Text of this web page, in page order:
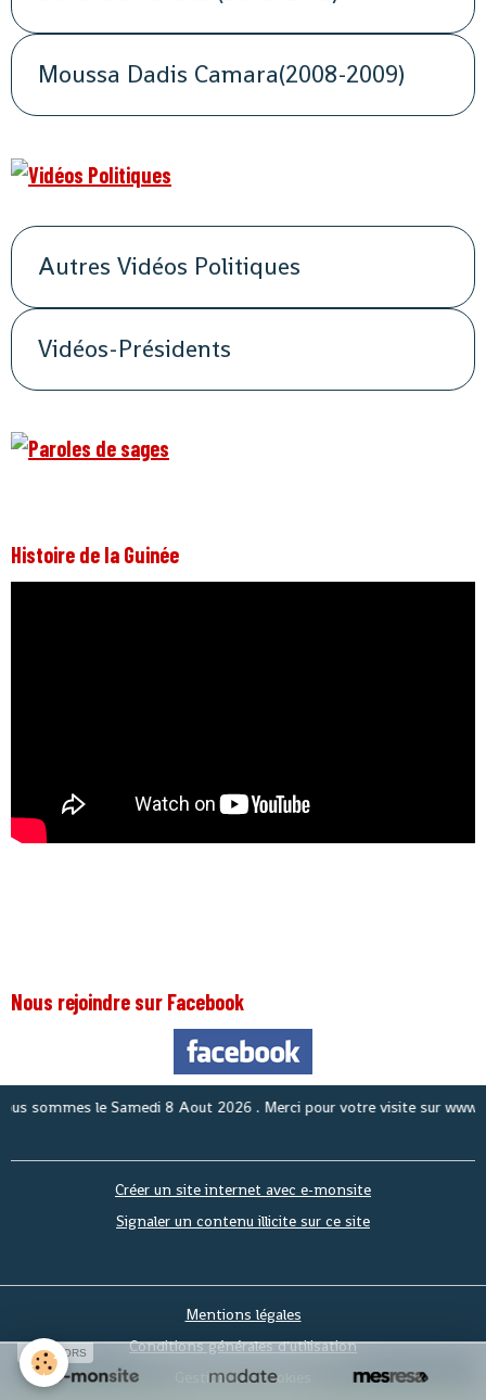
Moussa Dadis Camara(2008-2009)
Autres Vidéos Politiques
Vidéos-Présidents
Histoire de la Guinée
Nous rejoindre sur Facebook
leSamedi 8 Aout 2026. Merci pour votre visite sur
Créer un site internet avec e-monsite
Signaler un contenu illicite sur ce site
Mentions légales
Conditions générales d'utilisation
Gestion des cookies
SPONSORS